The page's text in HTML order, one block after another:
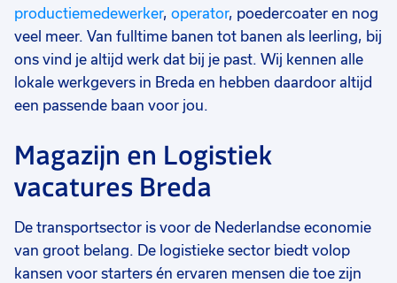
productiemedewerker, operator, poedercoater en nog
veel meer. Van fulltime banen tot banen als leerling, bij
ons vind je altijd werk dat bij je past. Wij kennen alle
lokale werkgevers in Breda en hebben daardoor altijd
een passende baan voor jou.
Magazijn en Logistiek
vacatures Breda
De transportsector is voor de Nederlandse economie
van groot belang. De logistieke sector biedt volop
kansen voor starters én ervaren mensen die toe zijn